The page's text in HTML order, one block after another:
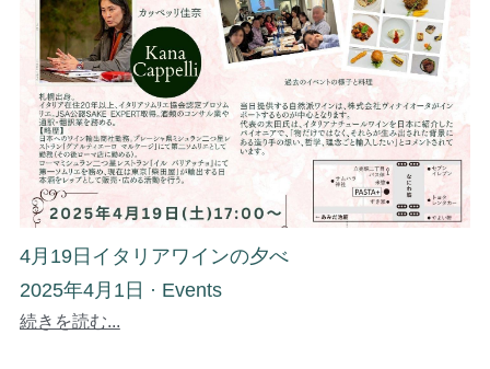
4月19日イタリアワインの夕べ
2025年4月1日 · Events
続きを読む...